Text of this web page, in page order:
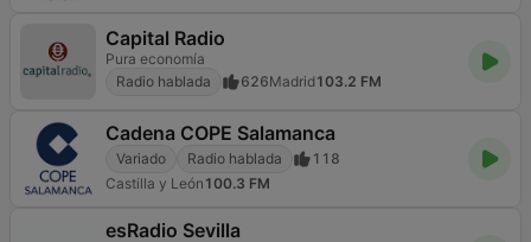
Capital Radio
Pura economía
Radio hablada
626Madrid103.2 FM
Cadena COPE Salamanca
Variado Radio hablada
118
Castilla y León 100.3 FM
esRadio Sevilla